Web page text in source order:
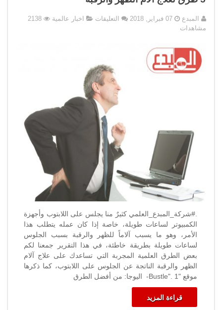
المبدع 07 فبراير, 2018 التعليقات على
والرقبة
مغلقة
اخبار عالمية
2138
مشاهدات
.#شركة_المبدع_العلمي كثيرٌ منا يجلس على اللابتوب وأجهزة
الكمبيوتر لساعات طويلة، خاصة إذا كان عمله يتطلب هذا
الأمر، وهو ما يسبب آلاماً للظهر والرقبة بسبب الجلوس
لساعات طويلة بطريقة خاطئة، في هذا التقرير جمعنا لكم
بعض الطرق العلمية المجربة التي تساعدك على علاج آلام
الظهر والرقبة الناتجة عن الجلوس على اللابتوب، كما ذكرها
موقع "Bustle". 1- اليوجا: من أفضل الطرق
قراءة المزيد